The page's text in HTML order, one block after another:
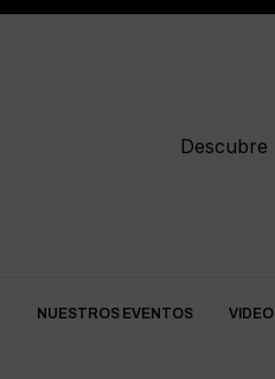
Descubre
NUESTROS EVENTOS